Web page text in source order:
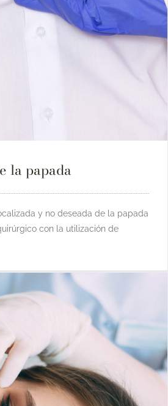
la papada
y no deseada de la papada
con la utilización de